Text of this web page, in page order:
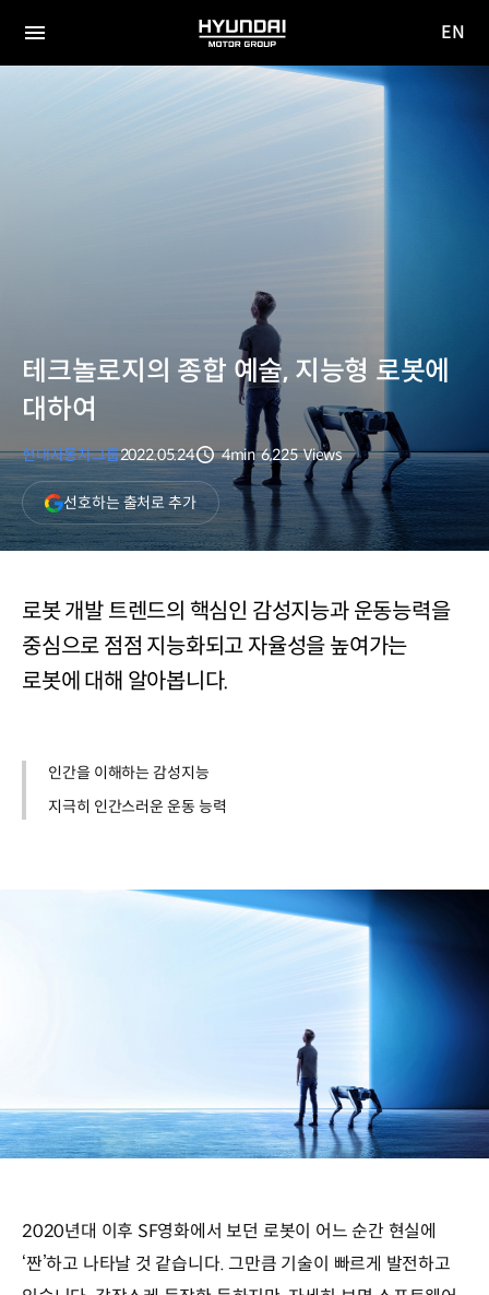
전체
HYUNDAI
MOTOR
EN
테크놀로지의 종합 예술, 지능형 로봇에
대하여
현대자동차그룹2022.05.24
분량
4min
조회수
6,225 Views
선호하는 출처로 추가(새
창
열림)
로봇 개발 트렌드의 핵심인 감성지능과 운동능력을
중심으로 점점 지능화되고 자율성을 높여가는
로봇에 대해 알아봅니다.
인간을 이해하는 감성지능
지극히 인간스러운 운동 능력
2020년대 이후 SF영화에서 보던 로봇이 어느 순간 현실에
‘짠’하고 나타날 것 같습니다. 그만큼 기술이 빠르게 발전하고